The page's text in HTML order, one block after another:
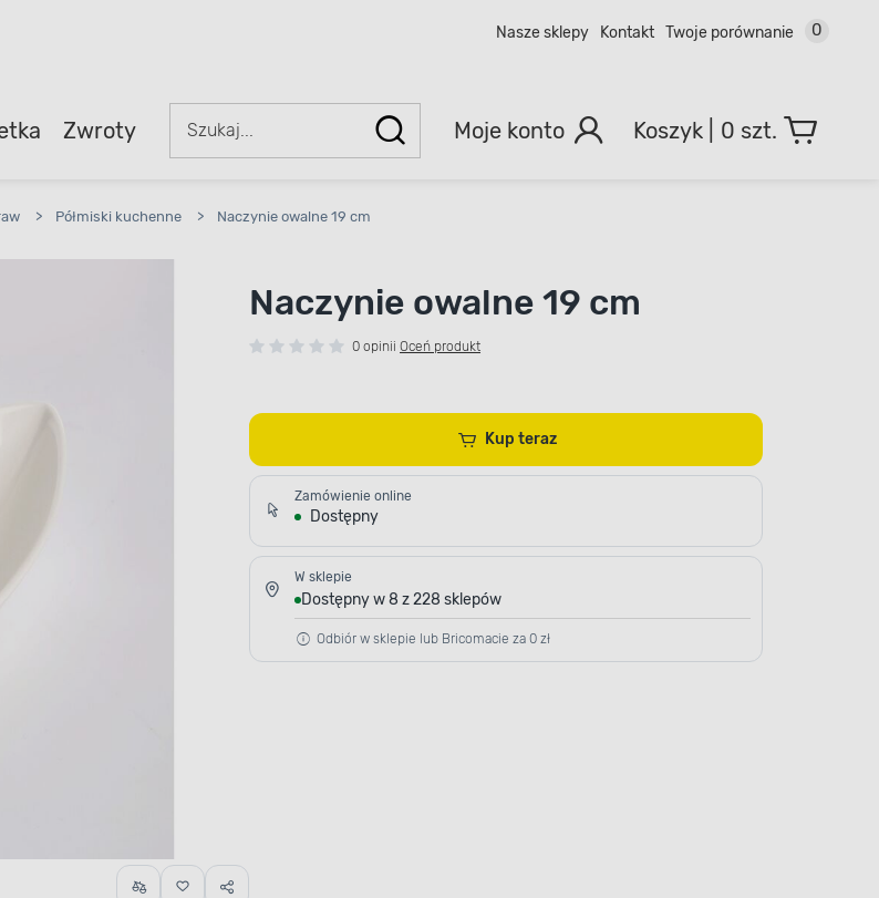
Nasze sklepy Kontakt Twoje porównanie 0
Zwroty Moje konto 0 szt.
> Półmiski kuchenne > Naczynie owalne 19 cm
Naczynie owalne 19 cm
0 opinii Oceń produkt
Kup teraz
Zamówienie online
Dostępny
W sklepie
Dostępny w 8 z 228 sklepów
Odbiór w sklepie lub Bricomacie za 0 zł